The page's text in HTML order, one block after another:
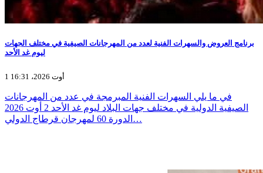
برنامج العروض والسهرات الفنية لعدد من المهرجانات الصيفية في مختلف الجهات
ليوم غد الأحد
1 أوت 2026، 16:31
في ما يلي السهرات الفنية المبرمجة في عدد من المهرجانات
الصيفية الدولية في مختلف جهات البلاد ليوم غد الأحد 2 أوت 2026
الدورة 60 لمهرجان قرطاج الدولي…